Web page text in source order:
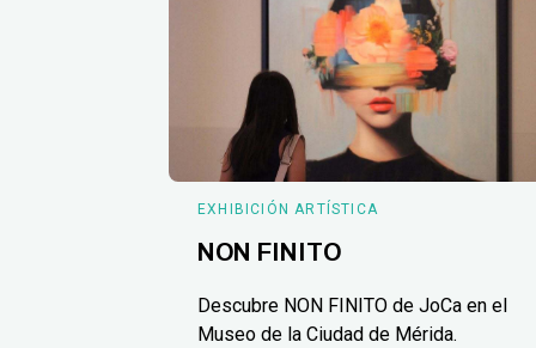
EXHIBICIÓN ARTÍSTICA
NON FINITO
Descubre NON FINITO de JoCa en el
Museo de la Ciudad de Mérida.